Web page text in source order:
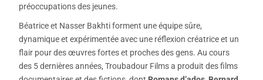
préoccupations des jeunes.
Béatrice et Nasser Bakhti forment une équipe sûre,
dynamique et expérimentée avec une réflexion créatrice et un
flair pour des œuvres fortes et proches des gens. Au cours
des 5 dernières années, Troubadour Films a produit des films